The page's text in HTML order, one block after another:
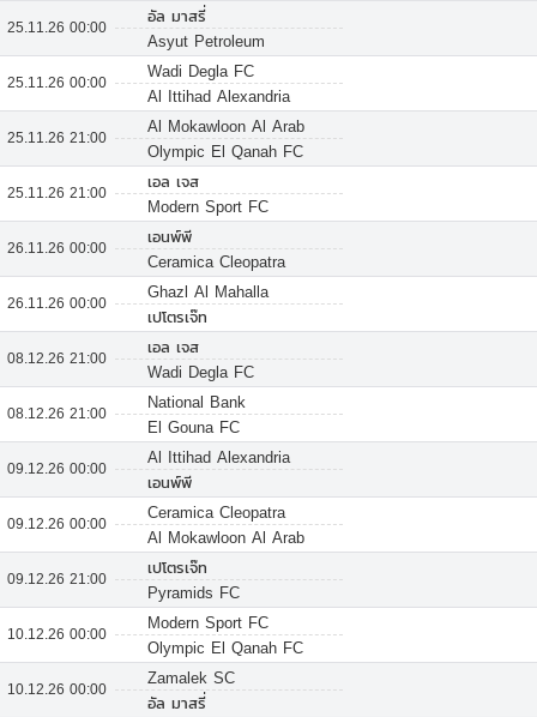
25.11.26 00:00
อัล มาสรี่
Asyut Petroleum
25.11.26 00:00
Wadi Degla FC
Al Ittihad Alexandria
25.11.26 21:00
Al Mokawloon Al Arab
Olympic El Qanah FC
25.11.26 21:00
เอล เจส
Modern Sport FC
26.11.26 00:00
เอนพ์พี
Ceramica Cleopatra
26.11.26 00:00
Ghazl Al Mahalla
เปโตรเจ๊ท
08.12.26 21:00
เอล เจส
Wadi Degla FC
08.12.26 21:00
National Bank
El Gouna FC
09.12.26 00:00
Al Ittihad Alexandria
เอนพ์พี
09.12.26 00:00
Ceramica Cleopatra
Al Mokawloon Al Arab
09.12.26 21:00
เปโตรเจ๊ท
Pyramids FC
10.12.26 00:00
Modern Sport FC
Olympic El Qanah FC
10.12.26 00:00
Zamalek SC
อัล มาสรี่